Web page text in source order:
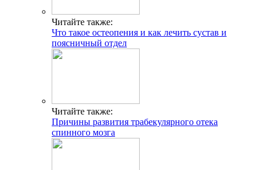
Читайте также:
Что такое остеопения и как лечить сустав и
поясничный отдел
Читайте также:
Причины развития трабекулярного отека
спинного мозга